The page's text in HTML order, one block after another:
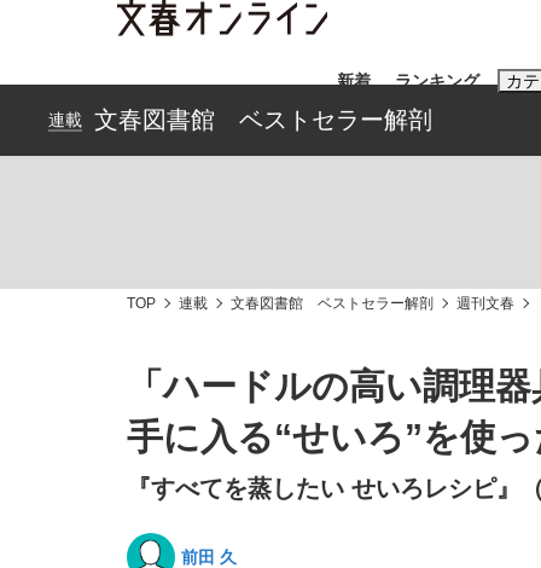
新着 ランキング カ
「90%は失敗する。でも…」本田圭佑が初
終戦から81年
#藤田晋
#三
連載 文春図書館 ベストセラー解剖
TOP 連載 文春図書館 ベストセラー解剖 週刊文春
「ハードルの高い調理
手に入る“せいろ”を使
『すべてを蒸したい せいろレシピ
前田 久